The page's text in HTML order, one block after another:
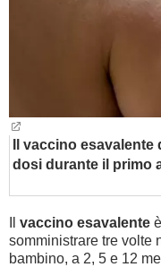
Il vaccino
dosi durante il primo
vaccino esavalente
somministrare tre volte
bambino, a 2, 5 e 12